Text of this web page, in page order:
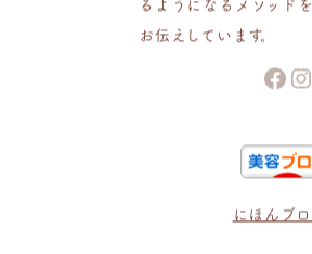
るようになるメソッドを
お伝えしています。
にほんブ